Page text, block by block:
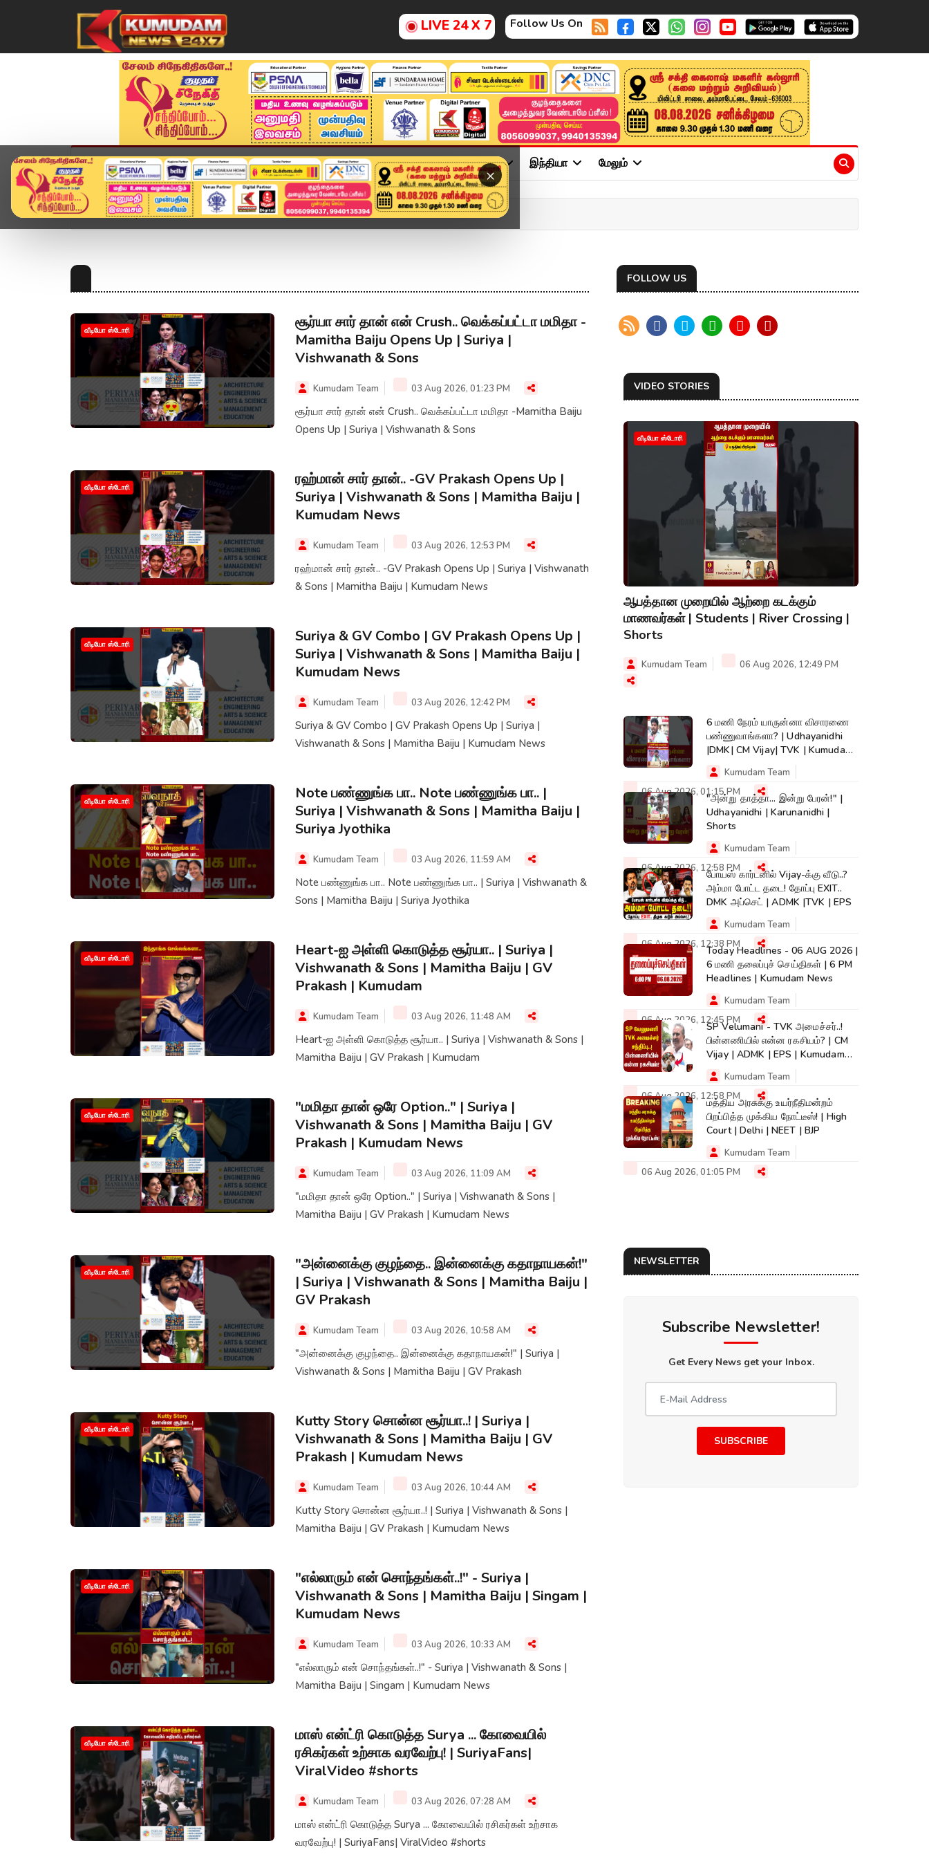
LIVE 24 X 7 Follow Us On
×
முகப்பு விளையாட்டு அண்மை தமிழ்நாடு சினிமா அரசியல் விளையாட்டு இந்தியா மேலும்
Home Topics
வீடியோ ஸ்டோரி
சூர்யா சார் தான் என் Crush.. வெக்கப்பட்டா மமிதா -
Mamitha Baiju Opens Up | Suriya |
Vishwanath & Sons
Kumudam Team 03 Aug 2026, 01:23 PM
சூர்யா சார் தான் என் Crush.. வெக்கப்பட்டா மமிதா -Mamitha Baiju
Opens Up | Suriya | Vishwanath & Sons
வீடியோ ஸ்டோரி
ரஹ்மான் சார் தான்.. -GV Prakash Opens Up |
Suriya | Vishwanath & Sons | Mamitha Baiju |
Kumudam News
Kumudam Team 03 Aug 2026, 12:53 PM
ரஹ்மான் சார் தான்.. -GV Prakash Opens Up | Suriya | Vishwanath
& Sons | Mamitha Baiju | Kumudam News
வீடியோ ஸ்டோரி
Suriya & GV Combo | GV Prakash Opens Up |
Suriya | Vishwanath & Sons | Mamitha Baiju |
Kumudam News
Kumudam Team 03 Aug 2026, 12:42 PM
Suriya & GV Combo | GV Prakash Opens Up | Suriya |
Vishwanath & Sons | Mamitha Baiju | Kumudam News
வீடியோ ஸ்டோரி
Note பண்ணுங்க பா.. Note பண்ணுங்க பா.. |
Suriya | Vishwanath & Sons | Mamitha Baiju |
Suriya Jyothika
Kumudam Team 03 Aug 2026, 11:59 AM
Note பண்ணுங்க பா.. Note பண்ணுங்க பா.. | Suriya | Vishwanath &
Sons | Mamitha Baiju | Suriya Jyothika
வீடியோ ஸ்டோரி
Heart-ஐ அள்ளி கொடுத்த சூர்யா.. | Suriya |
Vishwanath & Sons | Mamitha Baiju | GV
Prakash | Kumudam
Kumudam Team 03 Aug 2026, 11:48 AM
Heart-ஐ அள்ளி கொடுத்த சூர்யா.. | Suriya | Vishwanath & Sons |
Mamitha Baiju | GV Prakash | Kumudam
வீடியோ ஸ்டோரி
"மமிதா தான் ஒரே Option.." | Suriya |
Vishwanath & Sons | Mamitha Baiju | GV
Prakash | Kumudam News
Kumudam Team 03 Aug 2026, 11:09 AM
"மமிதா தான் ஒரே Option.." | Suriya | Vishwanath & Sons |
Mamitha Baiju | GV Prakash | Kumudam News
வீடியோ ஸ்டோரி
"அன்னைக்கு குழந்தை.. இன்னைக்கு கதாநாயகன்!"
| Suriya | Vishwanath & Sons | Mamitha Baiju |
GV Prakash
Kumudam Team 03 Aug 2026, 10:58 AM
"அன்னைக்கு குழந்தை.. இன்னைக்கு கதாநாயகன்!" | Suriya |
Vishwanath & Sons | Mamitha Baiju | GV Prakash
வீடியோ ஸ்டோரி
Kutty Story சொன்ன சூர்யா..! | Suriya |
Vishwanath & Sons | Mamitha Baiju | GV
Prakash | Kumudam News
Kumudam Team 03 Aug 2026, 10:44 AM
Kutty Story சொன்ன சூர்யா..! | Suriya | Vishwanath & Sons |
Mamitha Baiju | GV Prakash | Kumudam News
வீடியோ ஸ்டோரி
"எல்லாரும் என் சொந்தங்கள்..!" - Suriya |
Vishwanath & Sons | Mamitha Baiju | Singam |
Kumudam News
Kumudam Team 03 Aug 2026, 10:33 AM
"எல்லாரும் என் சொந்தங்கள்..!" - Suriya | Vishwanath & Sons |
Mamitha Baiju | Singam | Kumudam News
வீடியோ ஸ்டோரி
மாஸ் என்ட்ரி கொடுத்த Surya ... கோவையில்
ரசிகர்கள் உற்சாக வரவேற்பு! | SuriyaFans|
ViralVideo #shorts
Kumudam Team 03 Aug 2026, 07:28 AM
மாஸ் என்ட்ரி கொடுத்த Surya ... கோவையில் ரசிகர்கள் உற்சாக
வரவேற்பு! | SuriyaFans| ViralVideo #shorts
FOLLOW US
VIDEO STORIES
வீடியோ ஸ்டோரி
ஆபத்தான முறையில் ஆற்றை கடக்கும்
மாணவர்கள் | Students | River Crossing |
Shorts
Kumudam Team 06 Aug 2026, 12:49 PM
6 மணி நேரம் யாருன்னா விசாரணை
பண்ணுவாங்களா? | Udhayanidhi
|DMK| CM Vijay| TVK | Kumudam
News #shorts
Kumudam Team
06 Aug 2026, 01:15 PM"அன்று தாத்தா... இன்று பேரன்!" |
Udhayanidhi | Karunanidhi |
Shorts
Kumudam Team
06 Aug 2026, 12:58 PMபோயஸ் கார்டனில் Vijay-க்கு வீடு..?
அம்மா போட்ட தடை! தோப்பு EXIT..
DMK அப்செட் | ADMK |TVK | EPS
Kumudam Team
06 Aug 2026, 12:38 PMToday Headlines - 06 AUG 2026 |
6 மணி தலைப்புச் செய்திகள் | 6 PM
Headlines | Kumudam News
Kumudam Team
06 Aug 2026, 12:45 PMSP Velumani - TVK அமைச்சர்..!
பின்னணியில் என்ன ரகசியம்? | CM
Vijay | ADMK | EPS | Kumudam
News
Kumudam Team
06 Aug 2026, 12:58 PMமத்திய அரசுக்கு உயர்நீதிமன்றம்
பிறப்பித்த முக்கிய நோட்டீஸ்! | High
Court | Delhi | NEET | BJP
Kumudam Team
06 Aug 2026, 01:05 PM
NEWSLETTER
Subscribe Newsletter!
Get Every News get your Inbox.
SUBSCRIBE